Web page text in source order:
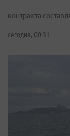
контракта
сегодня, 00:31